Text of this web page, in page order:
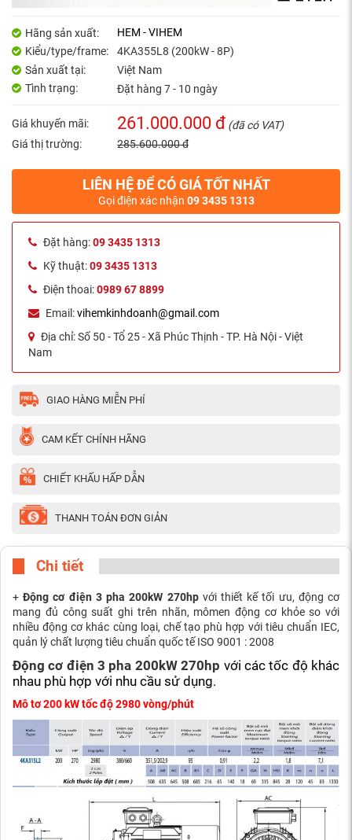
Hãng sản xuất:
HEM - VIHEM
Kiểu/type/frame:
4KA355L8 (200kW - 8P)
Sản xuất tại:
Việt Nam
Tình trạng:
Đặt hàng 7 - 10 ngày
Giá khuyến mãi: 261.000.000 đ (đã có VAT)
Giá thị trường:
285.600.000 đ
LIÊN HỆ ĐỂ CÓ GIÁ TỐT NHẤT
Gọi điện xác nhận 09 3435 1313
Đặt hàng:09 3435 1313
Kỹ thuật:09 3435 1313
Điện thoai:0989 67 8899
Email:vihemkinhdoanh@gmail.com
Địa chỉ:Số 50 - Tổ 25 - Xã Phúc Thịnh - TP. Hà Nội - Việt
Nam
GIAO HÀNG MIỄN PHÍ
CAM KẾT CHÍNH HÃNG
CHIẾT KHẤU HẤP DẪN
THANH TOÁN ĐƠN GIẢN
Chi tiết
+Động cơ điện 3 pha 200kW 270hpvới thiết kế tối ưu, động cơ
mang đủ công suất ghi trên nhãn, mômen động cơ khỏe so với
nhiều động cơ khác cùng loại, chế tạo phù hợp với tiêu chuẩn IEC,
quản lý chất lượng tiêu chuẩn quốc tế ISO 9001 : 2008
Động cơ điện 3 pha 200kW 270hp với các tốc độ khác
nhau phù hợp với nhu cầu sử dụng.
Mô tơ 200 kW tốc độ 2980 vòng/phút